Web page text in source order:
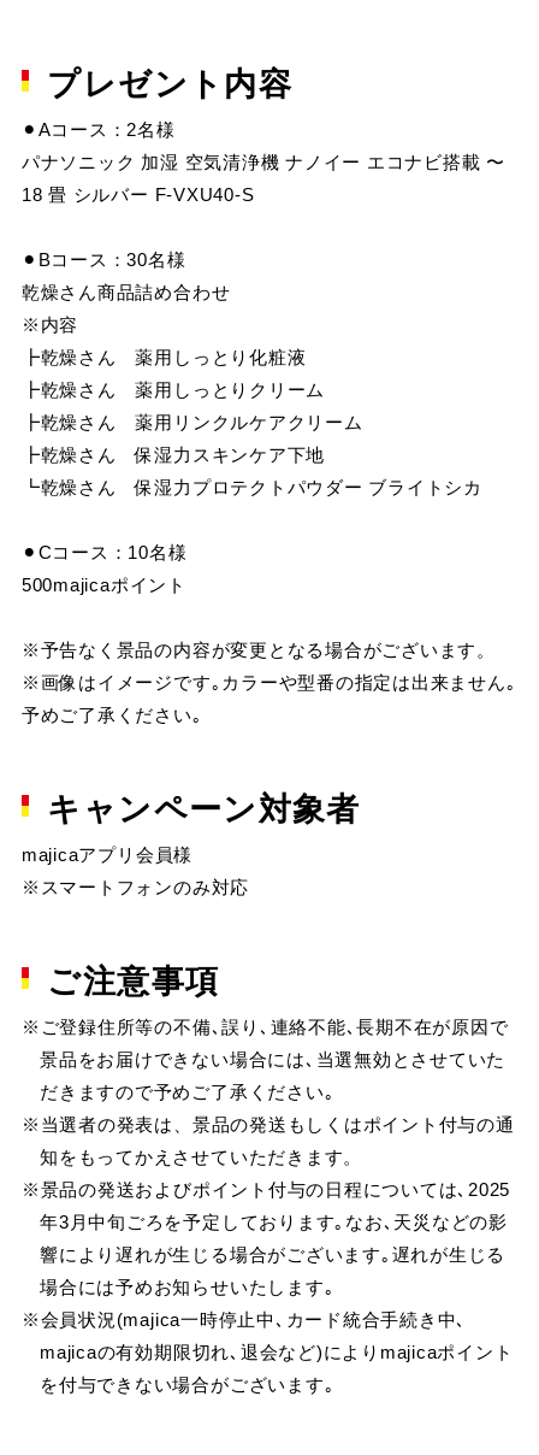
プレゼント内容
⚫︎Aコース：2名様
パナソニック 加湿 空気清浄機 ナノイー エコナビ搭載 〜
18 畳 シルバー F-VXU40-S
⚫︎Bコース：30名様
乾燥さん商品詰め合わせ
※内容
┣乾燥さん 薬用しっとり化粧液
┣乾燥さん 薬用しっとりクリーム
┣乾燥さん 薬用リンクルケアクリーム
┣乾燥さん 保湿力スキンケア下地
┗乾燥さん 保湿力プロテクトパウダー ブライトシカ
⚫︎Cコース：10名様
500majicaポイント
※予告なく景品の内容が変更となる場合がございます。
※画像はイメージです｡カラーや型番の指定は出来ません｡
予めご了承ください｡
キャンペーン対象者
majicaアプリ会員様
※スマートフォンのみ対応
ご注意事項
※ご登録住所等の不備､誤り､連絡不能､長期不在が原因で
景品をお届けできない場合には､当選無効とさせていた
だきますので予めご了承ください｡
※当選者の発表は、景品の発送もしくはポイント付与の通
知をもってかえさせていただきます。
※景品の発送およびポイント付与の日程については､2025
年3月中旬ごろを予定しております｡なお､天災などの影
響により遅れが生じる場合がございます｡遅れが生じる
場合には予めお知らせいたします｡
※会員状況(majica一時停止中､カード統合手続き中､
majicaの有効期限切れ､退会など)によりmajicaポイント
を付与できない場合がございます｡